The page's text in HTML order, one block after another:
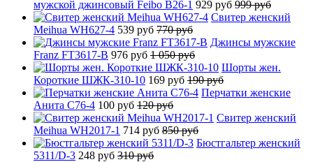
мужской джинсовый Feibo B26-1 929 руб 999 руб
Свитер женский
Meihua WH627-4 539 руб 770 руб
Джинсы мужские
Franz FT3617-B 976 руб 1 050 руб
Шорты жен.
Короткие ШЖК-310-10 169 руб 190 руб
Перчатки женские
Анита C76-4 100 руб 120 руб
Свитер женский
Meihua WH2017-1 714 руб 850 руб
Бюстгальтер женский
5311/D-3 248 руб 310 руб